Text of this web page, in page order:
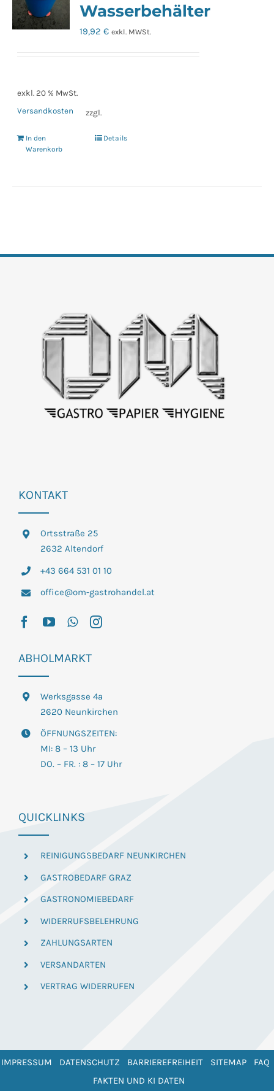
Wasserbehälter
19,92€ exkl. MWSt.
exkl. 20 % MwSt.
zzgl.
Versandkosten
In den
Warenkorb
Details
KONTAKT
Ortsstraße 25
2632 Altendorf
+43 664 531 01 10
office@om-gastrohandel.at
ABHOLMARKT
Werksgasse 4a
2620 Neunkirchen
ÖFFNUNGSZEITEN:
MI: 8 – 13 Uhr
DO. – FR. : 8 – 17 Uhr
QUICKLINKS
REINIGUNGSBEDARF NEUNKIRCHEN
GASTROBEDARF GRAZ
GASTRONOMIEBEDARF
WIDERRUFSBELEHRUNG
ZAHLUNGSARTEN
VERSANDARTEN
VERTRAG WIDERRUFEN
IMPRESSUM DATENSCHUTZ BARRIEREFREIHEIT SITEMAP
FAQ
FAKTEN UND KI DATEN